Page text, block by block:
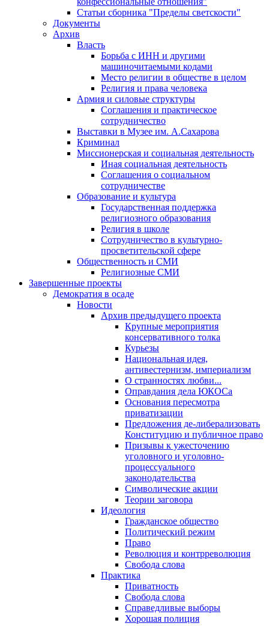
Статьи сборника "Пределы светскости"
Документы
Архив
Власть
Борьба с ИНН и другими
машиночитаемыми кодами
Место религии в обществе в целом
Религия и права человека
Армия и силовые структуры
Соглашения и практическое
сотрудничество
Выставки в Музее им. А.Сахарова
Криминал
Миссионерская и социальная деятельность
Иная социальная деятельность
Соглашения о социальном
сотрудничестве
Образование и культура
Государственная поддержка
религиозного образования
Религия в школе
Сотрудничество в культурно-
просветительской сфере
Общественность и СМИ
Религиозные СМИ
Завершенные проекты
Демократия в осаде
Новости
Архив предыдущего проекта
Крупные мероприятия
консервативного толка
Курьезы
Национальная идея,
антивестернизм, империализм
О странностях любви...
Оправдания дела ЮКОСа
Основания пересмотра
приватизации
Предложения де-либерализовать
Конституцию и публичное право
Призывы к ужесточению
уголовного и уголовно-
процессуального
законодательства
Символические акции
Теории заговора
Идеология
Гражданское общество
Политический режим
Право
Революция и контрреволюция
Свобода слова
Практика
Приватность
Свобода слова
Справедливые выборы
Хорошая полиция